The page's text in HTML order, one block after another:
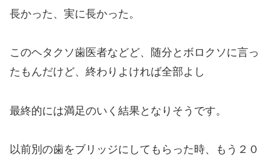
長かった、実に長かった。
このヘタクソ歯医者などど、随分とボロクソに言っ
たもんだけど、終わりよければ全部よし
最終的には満足のいく結果となりそうです。
以前別の歯をブリッジにしてもらった時、もう２０